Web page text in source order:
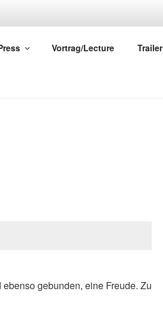
Vortrag/Lecture Trailer
gebunden, eine Freude. Zu